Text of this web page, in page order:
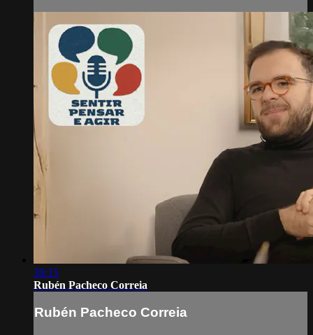
39:15
Rubén Pacheco Correia
Rubén Pacheco Correia